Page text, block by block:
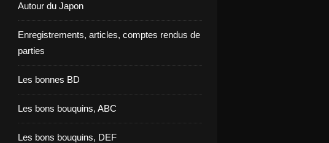
Autour du Japon
Enregistrements, articles, comptes rendus de
parties
Les bonnes BD
Les bons bouquins, ABC
Les bons bouquins, DEF